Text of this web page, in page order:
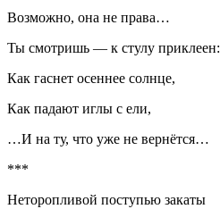
Возможно, она не права…
Ты смотришь — к стулу приклеен:
Как гаснет осеннее солнце,
Как падают иглы с ели,
…И на ту, что уже не вернётся…
***
Неторопливой поступью закаты